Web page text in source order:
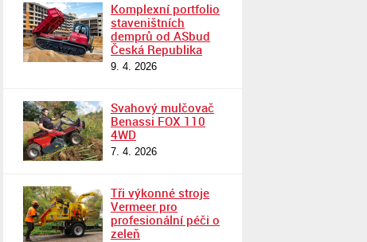
Komplexní portfolio
staveništních
demprů od ASbud
Česká Republika
9. 4. 2026
Svahový mulčovač
Benassi FOX 110
4WD
7. 4. 2026
Tři výkonné stroje
Vermeer pro
profesionální péči o
zeleň